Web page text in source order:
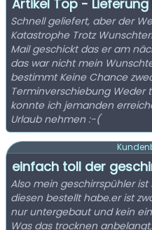
Artikel Top - Lieferung
Schnell geliefert, aber der
Katastrophe Trotz
Mail geschickt das er am
das war nicht mein
bestimmt Keine Chance
Terminverschiebung Weder
konnte ich jemanden
Urlaub nehmen :-(
einfach toll der
Also mein geschirrspühler
diesen bestellt habe.er ist
nur untergebaut und kein
Was das trocknen